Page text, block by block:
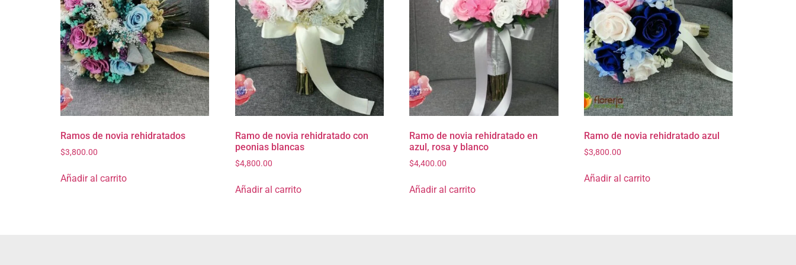
Ramos de novia rehidratados
$3,800.00
Añadir al carrito
Ramo de novia rehidratado con
peonias blancas
$4,800.00
Añadir al carrito
Ramo de novia rehidratado en
azul, rosa y blanco
$4,400.00
Añadir al carrito
Ramo de novia rehidratado azul
$3,800.00
Añadir al carrito